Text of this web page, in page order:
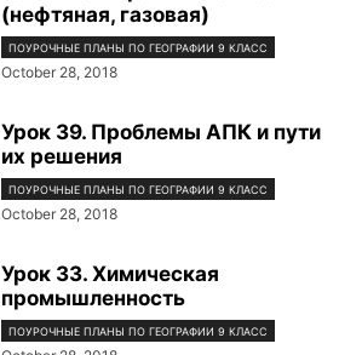
(нефтяная, газовая)
ПОУРОЧНЫЕ ПЛАНЫ ПО ГЕОГРАФИИ 9 КЛАСС
October 28, 2018
Урок 39. Проблемы АПК и пути
их решения
ПОУРОЧНЫЕ ПЛАНЫ ПО ГЕОГРАФИИ 9 КЛАСС
October 28, 2018
Урок 33. Химическая
промышленность
ПОУРОЧНЫЕ ПЛАНЫ ПО ГЕОГРАФИИ 9 КЛАСС